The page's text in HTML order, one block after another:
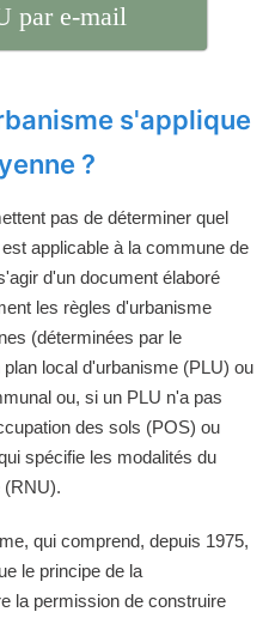
par e-mail
s'applique
?
pas de déterminer quel
applicable à la commune de
d'un document élaboré
les règles d'urbanisme
(déterminées par le
local d'urbanisme (PLU) ou
ou, si un PLU n'a pas
des sols (POS) ou
spécifie les modalités du
(RNU).
qui comprend, depuis 1975,
le principe de la
la permission de construire